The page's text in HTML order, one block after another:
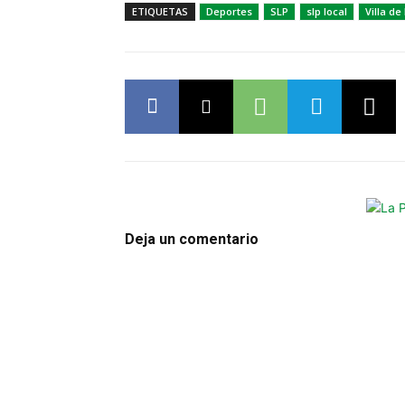
ETIQUETAS Deportes SLP slp local Villa de
Deja un comentario